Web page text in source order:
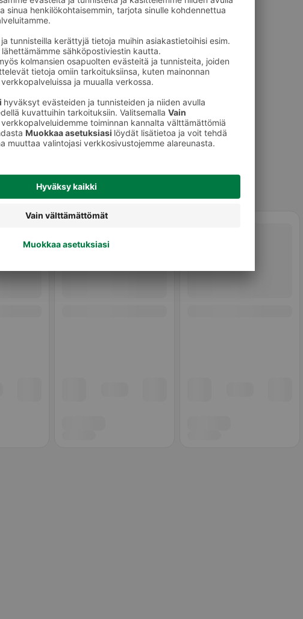
Muut meikit